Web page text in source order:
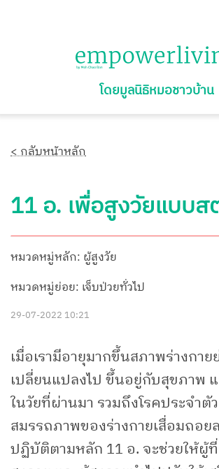
โดยมูลนิธิหมอชาวบ้าน
< กลับหน้าหลัก
11 อ. เพื่อสูงวัยแบบส
หมวดหมู่หลัก: ผู้สูงวัย
หมวดหมู่ย่อย: เจ็บป่วยทั่วไป
29-07-2022 10:21
เมื่อเรามีอายุมากขึ้นสภาพร่างกาย
เปลี่ยนแปลงไป ขึ้นอยู่กับสุขภาพ
ในวัยที่ผ่านมา รวมถึงโรคประจำตั
สมรรถภาพของร่างกายเสื่อมถอย
ปฏิบัติตามหลัก 11 อ. จะช่วยให้ผู้ที่